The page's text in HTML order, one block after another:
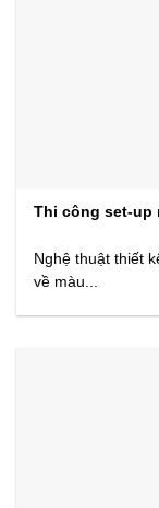
Thi công set-up
Nghệ thuật thiết
về màu...